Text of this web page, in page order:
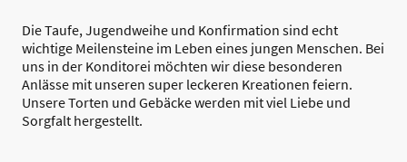
Die Taufe, Jugendweihe und Konfirmation sind echt
wichtige Meilensteine im Leben eines jungen Menschen. Bei
uns in der Konditorei möchten wir diese besonderen
Anlässe mit unseren super leckeren Kreationen feiern.
Unsere Torten und Gebäcke werden mit viel Liebe und
Sorgfalt hergestellt.